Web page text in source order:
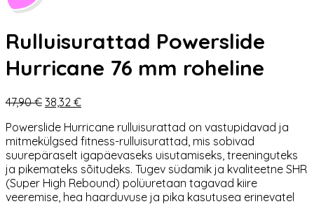
Rulluisurattad Powerslide
Hurricane 76 mm roheline
47,90€ Algne
oli:
47,90 €.
38,32 €Praegune
on:
38,32 €.
Powerslide Hurricane rulluisurattad on vastupidavad ja
mitmekülgsed fitness-rulluisurattad, mis sobivad
suurepäraselt igapäevaseks uisutamiseks, treeninguteks
ja pikemateks sõitudeks. Tugev südamik ja kvaliteetne SHR
(Super High Rebound) polüuretaan tagavad kiire
veeremise, hea haarduvuse ja pika kasutusea erinevatel